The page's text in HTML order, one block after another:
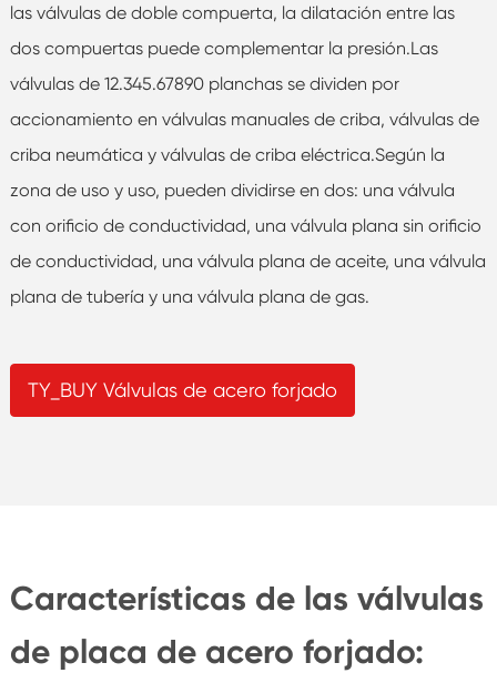
las válvulas de doble compuerta, la dilatación entre las
dos compuertas puede complementar la presión.Las
válvulas de 12.345.67890 planchas se dividen por
accionamiento en válvulas manuales de criba, válvulas de
criba neumática y válvulas de criba eléctrica.Según la
zona de uso y uso, pueden dividirse en dos: una válvula
con orificio de conductividad, una válvula plana sin orificio
de conductividad, una válvula plana de aceite, una válvula
plana de tubería y una válvula plana de gas.
TY_BUY Válvulas de acero forjado
Características de las válvulas
de placa de acero forjado: